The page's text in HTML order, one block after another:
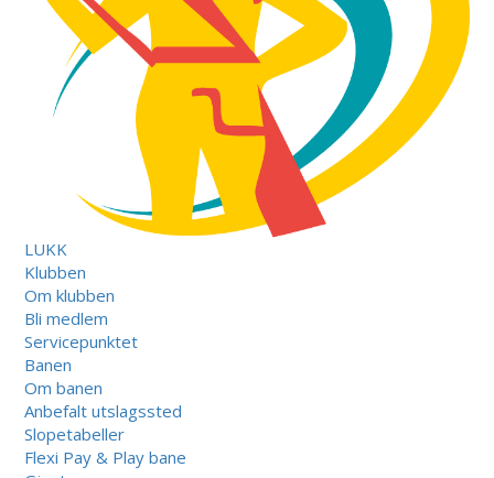
LUKK
Klubben
Om klubben
Bli medlem
Servicepunktet
Banen
Om banen
Anbefalt utslagssted
Slopetabeller
Flexi Pay & Play bane